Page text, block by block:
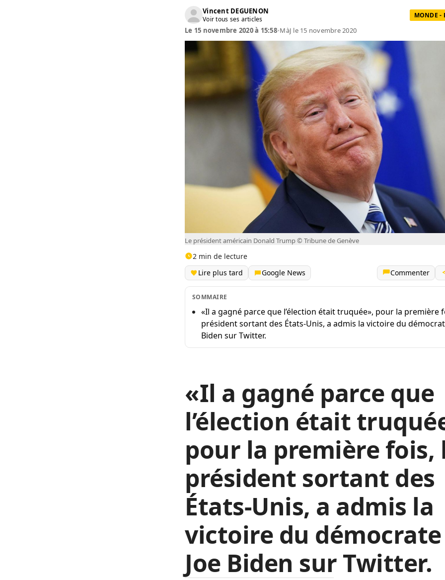
Vincent DEGUENON
Voir tous ses articles MONDE -
Le 15 novembre 2020 à 15:58•MàJ le 15 novembre 2020
Le président américain Donald Trump © Tribune de Genève
2 min de lecture
Lire plus tard
Google News Commenter
SOMMAIRE
«Il a gagné parce que l’élection était truquée», pour la première
président sortant des États-Unis, a admis la victoire du
Biden sur Twitter.
«Il a gagné parce que
l’élection était
pour la première fois,
président sortant des
États-Unis, a admis la
victoire du démocrate
Joe Biden sur Twitter.